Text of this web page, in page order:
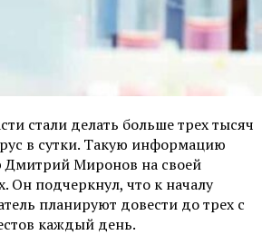
стали делать больше трех тысяч
в сутки. Такую информацию
Дмитрий Миронов на своей
Он подчеркнул, что к началу
планируют довести до трех с
каждый день.